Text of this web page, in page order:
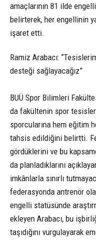
amaçlarının 81 ilde
belirterek, her engellinin
işaret etti.
Ramiz Arabacı:
desteği sağlayacağız”
BUÜ Spor Bilimleri
da fakültenin spor
sporcularına hem eğitim
tahsis edildiğini belirtti.
gördüklerini ve bu
da planladıklarını
imkânlarla sınırlı
federasyonda antrenör
engelli statüsünde
ekleyen Arabacı, bu
taşıdığını vurgulayarak